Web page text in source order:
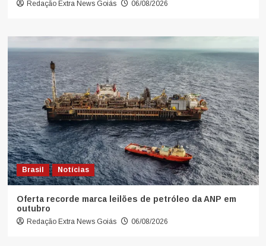
Redação Extra News Goiás 06/08/2026
Brasil Notícias
Oferta recorde marca leilões de petróleo da ANP em
outubro
Redação Extra News Goiás 06/08/2026